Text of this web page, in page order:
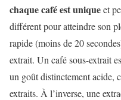
chaque café est uniqueet
différent pour atteindre son
rapide (moins de 20
extrait. Un café sous-extrait
un goût distinctement acide,
extraits. À l’inverse, une